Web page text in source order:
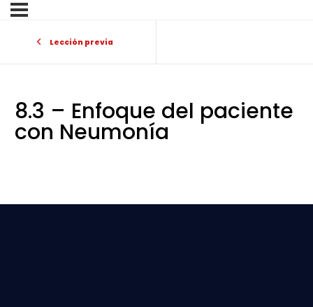
Lección previa
8.3 – Enfoque del paciente
con Neumonía